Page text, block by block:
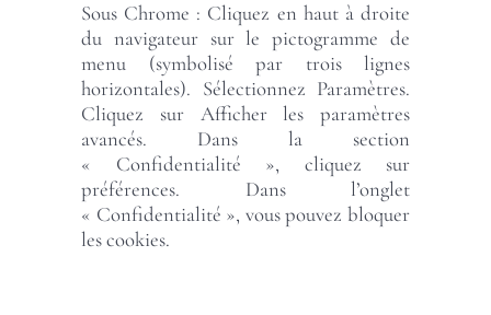
Sous Chrome : Cliquez en haut à droite
du navigateur sur le pictogramme de
menu (symbolisé par trois lignes
horizontales). Sélectionnez Paramètres.
Cliquez sur Afficher les paramètres
avancés. Dans la section
« Confidentialité », cliquez sur
préférences. Dans l’onglet
« Confidentialité », vous pouvez bloquer
les cookies.